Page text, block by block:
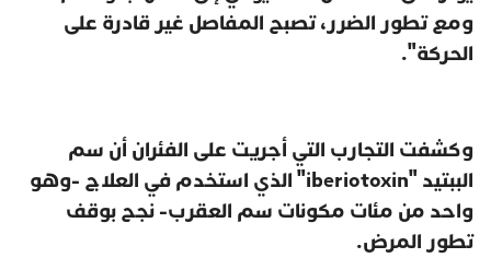
ومع تطور الضرر، تصبح المفاصل غير قادرة على
الحركة".
وكشفت التجارب التي أجريت على الفئران أن سم
الببتيد "iberiotoxin" الذي استخدم في العلاج -وهو
واحد من مئات مكونات سم العقرب- نجح بوقف
تطور المرض.